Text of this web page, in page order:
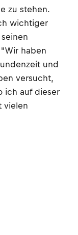
zu stehen.
wichtiger
haben
und
versucht,
ich auf dieser
vielen